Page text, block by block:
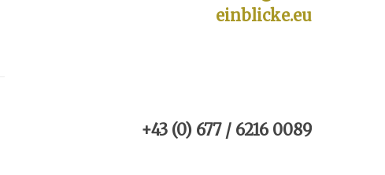
einblicke.eu
+43 (0) 677 / 6216 0089